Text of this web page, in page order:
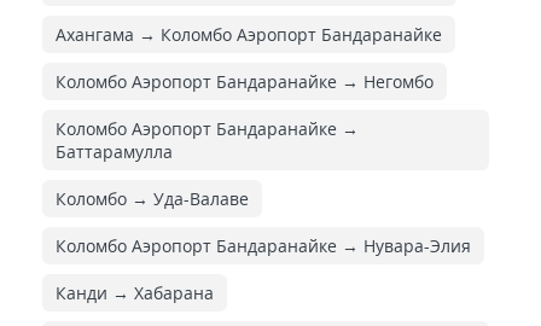
Ахангама → Коломбо Аэропорт Бандаранайке
Коломбо Аэропорт Бандаранайке → Негомбо
Коломбо Аэропорт Бандаранайке →
Баттарамулла
Коломбо → Уда-Валаве
Коломбо Аэропорт Бандаранайке → Нувара-Элия
Канди → Хабарана